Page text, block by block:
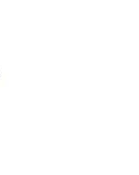
ao tribunal, cada
a diferença”
Cardio – Sintoniza-